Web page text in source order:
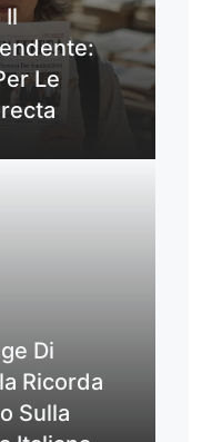
Il
Le
Di
Ricorda
Sulla